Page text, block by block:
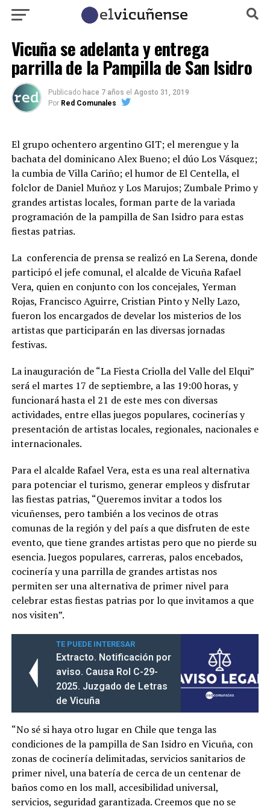
Vicuña se adelanta y entrega
parrilla de la Pampilla de San Isidro
Publicado hace 7 años el Agosto 31, 2019
Por Red Comunales
El grupo ochentero argentino GIT; el merengue y la
bachata del dominicano Alex Bueno; el dúo Los Vásquez;
la cumbia de Villa Cariño; el humor de El Centella, el
folclor de Daniel Muñoz y Los Marujos; Zumbale Primo y
grandes artistas locales, forman parte de la variada
programación de la pampilla de San Isidro para estas
fiestas patrias.
La conferencia de prensa se realizó en La Serena, donde
participó el jefe comunal, el alcalde de Vicuña Rafael
Vera, quien en conjunto con los concejales, Yerman
Rojas, Francisco Aguirre, Cristian Pinto y Nelly Lazo,
fueron los encargados de develar los misterios de los
artistas que participarán en las diversas jornadas
festivas.
La inauguración de “La Fiesta Criolla del Valle del Elqui”
será el martes 17 de septiembre, a las 19:00 horas, y
funcionará hasta el 21 de este mes con diversas
actividades, entre ellas juegos populares, cocinerías y
presentación de artistas locales, regionales, nacionales e
internacionales.
Para el alcalde Rafael Vera, esta es una real alternativa
para potenciar el turismo, generar empleos y disfrutar
las fiestas patrias, “Queremos invitar a todos los
vicuñenses, pero también a los vecinos de otras
comunas de la región y del país a que disfruten de este
evento, que tiene grandes artistas pero que no pierde su
esencia. Juegos populares, carreras, palos encebados,
cocinería y una parrilla de grandes artistas nos
permiten ser una alternativa de primer nivel para
celebrar estas fiestas patrias por lo que invitamos a que
nos visiten”.
TE PUEDE INTERESAR
Extracto. Notificación por
aviso. Causa Rol C-29-
2025. Juzgado de Letras
de Vicuña
“No sé si haya otro lugar en Chile que tenga las
condiciones de la pampilla de San Isidro en Vicuña, con
zonas de cocinería delimitadas, servicios sanitarios de
primer nivel, una batería de cerca de un centenar de
baños como en los mall, accesibilidad universal,
servicios, seguridad garantizada. Creemos que no se